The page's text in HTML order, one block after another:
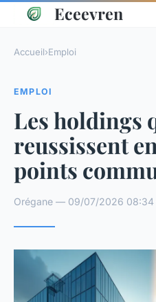
Eceevren
Accueil›Emploi
EMPLOI
Les holdings
reussissent
points
Orégane — 09/07/2026